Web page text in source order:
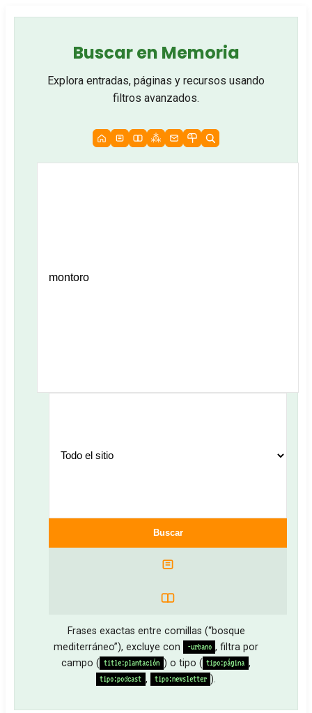
Buscar en Memoria
Explora entradas, páginas y recursos usando
filtros avanzados.
Buscar
Frases exactas entre comillas (“bosque
mediterráneo”), excluye con
-urbano , filtra por
campo ( title:plantación ) o tipo ( tipo:página ,
tipo:podcast , tipo:newsletter ).